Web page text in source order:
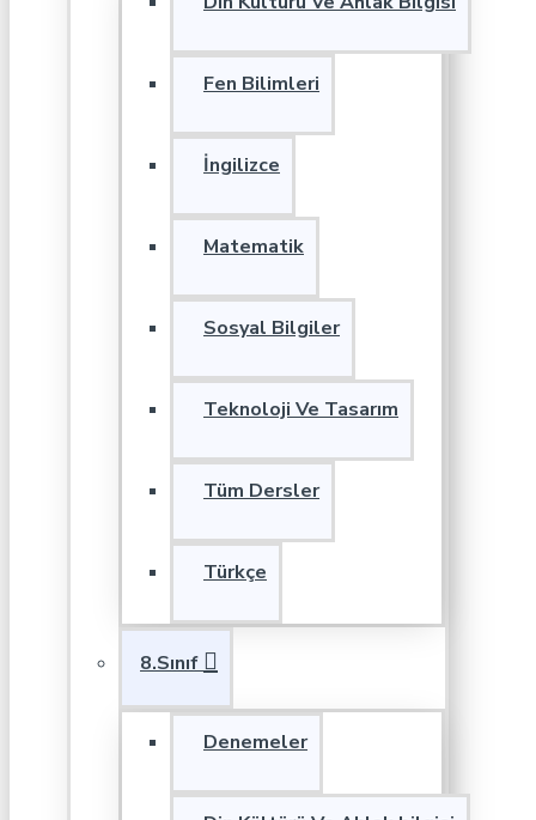
Fen Bilimleri
İngilizce
Matematik
Sosyal Bilgiler
Teknoloji Ve Tasarım
Tüm Dersler
Türkçe
8.Sınıf
Denemeler